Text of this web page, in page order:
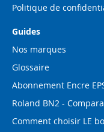
Politique de
Guides
Nos marques
Glossaire
Abonnement Encre
Roland BN2 -
Comment choisir LE